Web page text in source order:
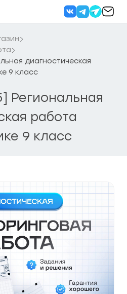
диагностическая
9 класс
Региональная
работа
9 класс